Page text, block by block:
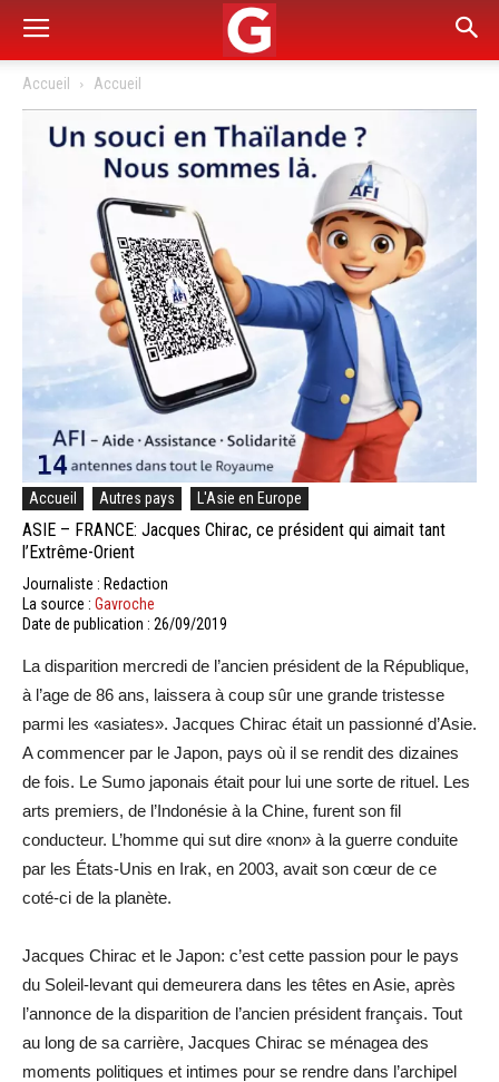
Accueil Accueil
Accueil Autres pays L'Asie en Europe
ASIE – FRANCE: Jacques Chirac, ce président qui aimait tant
l’Extrême-Orient
Journaliste : Redaction
La source : Gavroche
Date de publication : 26/09/2019
La disparition mercredi de l’ancien président de la République,
à l’age de 86 ans, laissera à coup sûr une grande tristesse
parmi les «asiates». Jacques Chirac était un passionné d’Asie.
A commencer par le Japon, pays où il se rendit des dizaines
de fois. Le Sumo japonais était pour lui une sorte de rituel. Les
arts premiers, de l’Indonésie à la Chine, furent son fil
conducteur. L’homme qui sut dire «non» à la guerre conduite
par les États-Unis en Irak, en 2003, avait son cœur de ce
coté-ci de la planète.
Jacques Chirac et le Japon: c’est cette passion pour le pays
du Soleil-levant qui demeurera dans les têtes en Asie, après
l’annonce de la disparition de l’ancien président français. Tout
au long de sa carrière, Jacques Chirac se ménagea des
moments politiques et intimes pour se rendre dans l’archipel